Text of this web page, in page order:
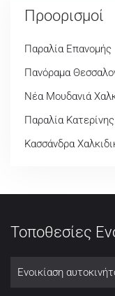
Προορισμοί
Παραλία Επανομής
Πανόραμα
Νέα Μουδανιά
Παραλία Κατερίνης
Κασσάνδρα
Τοποθεσίες
Ενοικίαση